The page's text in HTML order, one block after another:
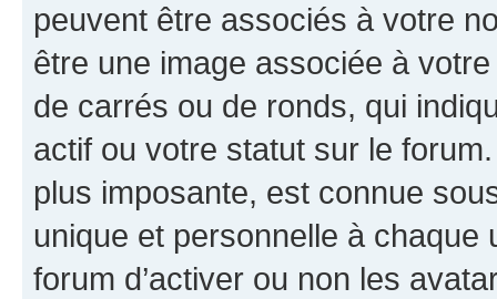
peuvent être associés à votre
être une image associée à
de carrés ou de ronds, qui
actif ou votre statut sur le
plus imposante, est connue
unique et personnelle à chaque
forum d’activer ou non les